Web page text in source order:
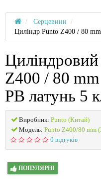
Серцевини
Циліндр Punto Z400 / 80
Z400 / 80
PB латунь 5
Виробник: Punto (Китай)
Модель: Punto Z400/80 mm
0 відгуків
ПОПУЛЯРНІ